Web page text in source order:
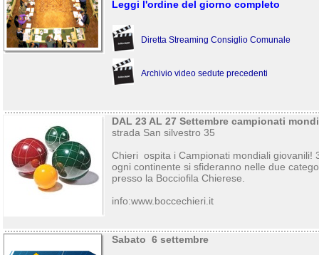
Leggi l'ordine del giorno completo
Diretta Streaming Consiglio Comunale
Archivio video sedute precedenti
DAL 23 AL 27 Settembre campionati
strada San silvestro 35
Chieri ospita i Campionati mondiali giovanili!
ogni continente si sfideranno nelle due
presso la Bocciofila Chierese.
info:www.boccechieri.it
Sabato 6 settembre